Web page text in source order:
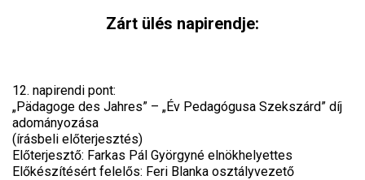
Zárt ülés napirendje:
12. napirendi pont:
„Pädagoge des Jahres” – „Év Pedagógusa Szekszárd” díj
adományozása
(írásbeli előterjesztés)
Előterjesztő: Farkas Pál Györgyné elnökhelyettes
Előkészítésért felelős: Feri Blanka osztályvezető